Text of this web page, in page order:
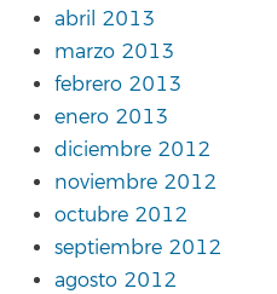
abril 2013
marzo 2013
febrero 2013
enero 2013
diciembre 2012
noviembre 2012
octubre 2012
septiembre 2012
agosto 2012